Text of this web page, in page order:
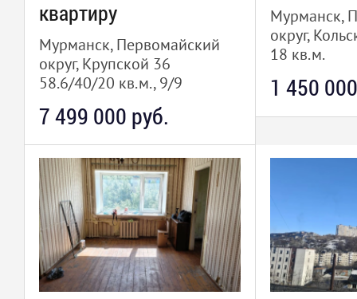
квартиру
Мурманск, Первомайский
округ, Крупской 36
58.6/40/20 кв.м., 9/9
7 499 000 руб.
Мурманск,
округ,
18 кв.м.
1 450